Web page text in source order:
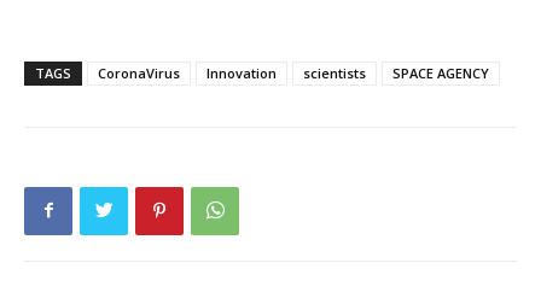
TAGS CoronaVirus Innovation scientists SPACE AGENCY